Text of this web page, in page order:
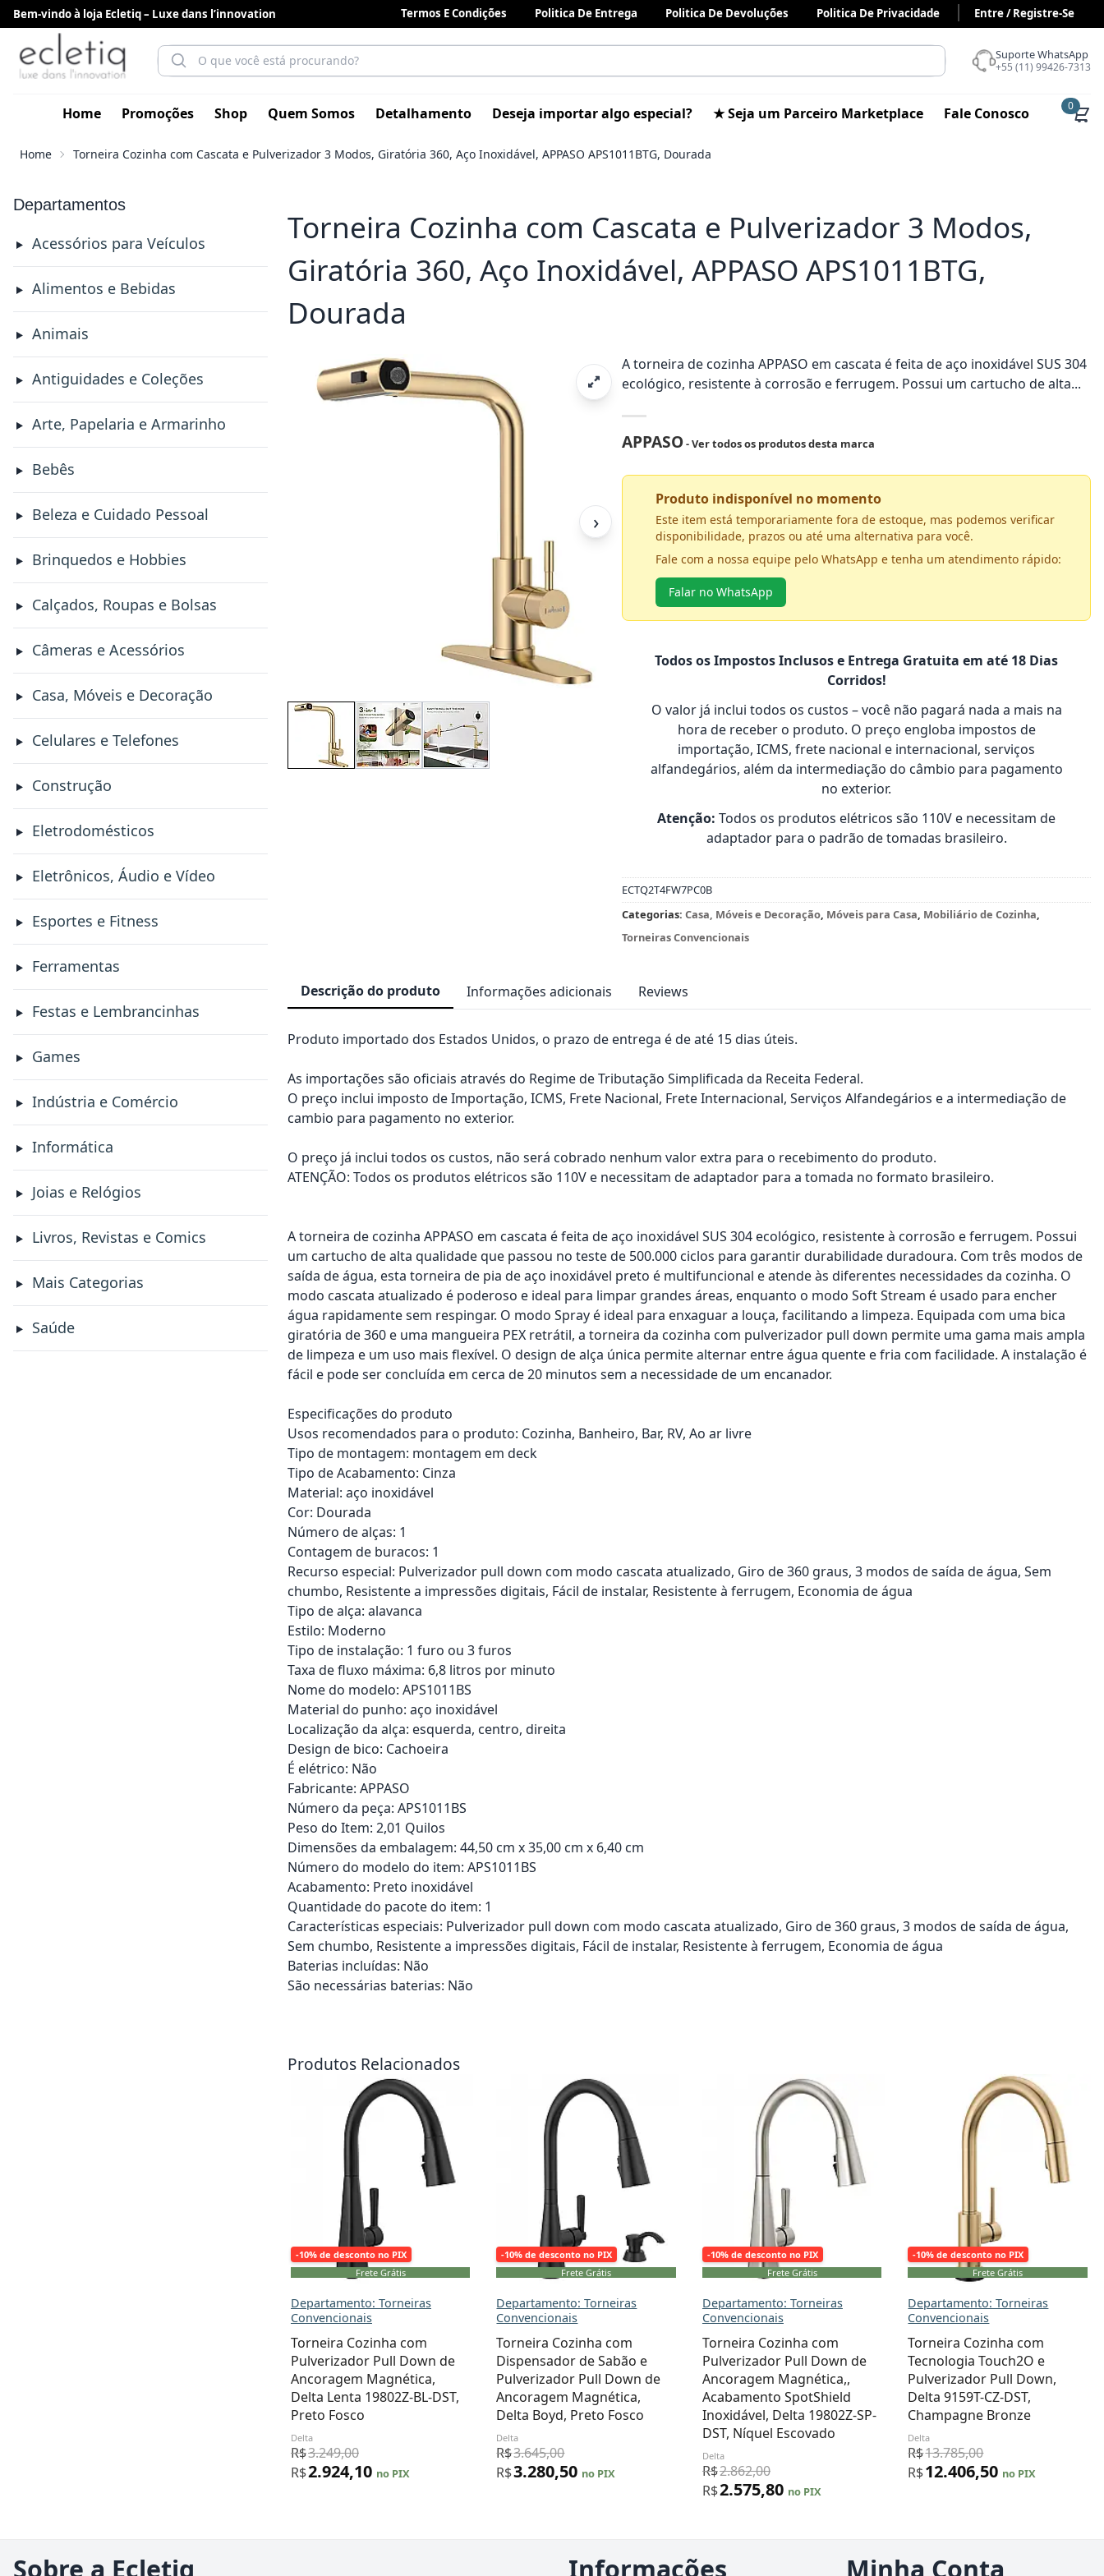
Bem-vindo à loja Ecletiq – Luxe dans l’innovation Termos E Condições Politica De Entrega Politica De Devoluções Politica De Privacidade Entre / Registre-Se
Suporte WhatsApp
+55 (11) 99426-7313
Home Promoções Shop Quem Somos Detalhamento Deseja importar algo especial? ★ Seja um Parceiro Marketplace Fale Conosco 0
Home Torneira Cozinha com Cascata e Pulverizador 3 Modos, Giratória 360, Aço Inoxidável, APPASO APS1011BTG, Dourada
Departamentos
Acessórios para Veículos
Alimentos e Bebidas
Animais
Antiguidades e Coleções
Arte, Papelaria e Armarinho
Bebês
Beleza e Cuidado Pessoal
Brinquedos e Hobbies
Calçados, Roupas e Bolsas
Câmeras e Acessórios
Casa, Móveis e Decoração
Celulares e Telefones
Construção
Eletrodomésticos
Eletrônicos, Áudio e Vídeo
Esportes e Fitness
Ferramentas
Festas e Lembrancinhas
Games
Indústria e Comércio
Informática
Joias e Relógios
Livros, Revistas e Comics
Mais Categorias
Saúde
Torneira Cozinha com Cascata e Pulverizador 3 Modos,
Giratória 360, Aço Inoxidável, APPASO APS1011BTG,
Dourada
›
A torneira de cozinha APPASO em cascata é feita de aço inoxidável SUS 304
ecológico, resistente à corrosão e ferrugem. Possui um cartucho de alta...
APPASO - Ver todos os produtos desta marca
Produto indisponível no momento
Este item está temporariamente fora de estoque, mas podemos verificar
disponibilidade, prazos ou até uma alternativa para você.
Fale com a nossa equipe pelo WhatsApp e tenha um atendimento rápido:
Falar no WhatsApp
Todos os Impostos Inclusos e Entrega Gratuita em até 18 Dias
Corridos!
O valor já inclui todos os custos – você não pagará nada a mais na
hora de receber o produto. O preço engloba impostos de
importação, ICMS, frete nacional e internacional, serviços
alfandegários, além da intermediação do câmbio para pagamento
no exterior.
Atenção: Todos os produtos elétricos são 110V e necessitam de
adaptador para o padrão de tomadas brasileiro.
ECTQ2T4FW7PC0B
Categorias:Casa, Móveis e Decoração, Móveis para Casa, Mobiliário de Cozinha,
Torneiras Convencionais
Descrição do produto Informações adicionais Reviews
Produto importado dos Estados Unidos, o prazo de entrega é de até 15 dias úteis.
As importações são oficiais através do Regime de Tributação Simplificada da Receita Federal.
O preço inclui imposto de Importação, ICMS, Frete Nacional, Frete Internacional, Serviços Alfandegários e a intermediação de
cambio para pagamento no exterior.
O preço já inclui todos os custos, não será cobrado nenhum valor extra para o recebimento do produto.
ATENÇÃO: Todos os produtos elétricos são 110V e necessitam de adaptador para a tomada no formato brasileiro.
A torneira de cozinha APPASO em cascata é feita de aço inoxidável SUS 304 ecológico, resistente à corrosão e ferrugem. Possui
um cartucho de alta qualidade que passou no teste de 500.000 ciclos para garantir durabilidade duradoura. Com três modos de
saída de água, esta torneira de pia de aço inoxidável preto é multifuncional e atende às diferentes necessidades da cozinha. O
modo cascata atualizado é poderoso e ideal para limpar grandes áreas, enquanto o modo Soft Stream é usado para encher
água rapidamente sem respingar. O modo Spray é ideal para enxaguar a louça, facilitando a limpeza. Equipada com uma bica
giratória de 360 e uma mangueira PEX retrátil, a torneira da cozinha com pulverizador pull down permite uma gama mais ampla
de limpeza e um uso mais flexível. O design de alça única permite alternar entre água quente e fria com facilidade. A instalação é
fácil e pode ser concluída em cerca de 20 minutos sem a necessidade de um encanador.
Especificações do produto
Usos recomendados para o produto: Cozinha, Banheiro, Bar, RV, Ao ar livre
Tipo de montagem: montagem em deck
Tipo de Acabamento: Cinza
Material: aço inoxidável
Cor: Dourada
Número de alças: 1
Contagem de buracos: 1
Recurso especial: Pulverizador pull down com modo cascata atualizado, Giro de 360 graus, 3 modos de saída de água, Sem
chumbo, Resistente a impressões digitais, Fácil de instalar, Resistente à ferrugem, Economia de água
Tipo de alça: alavanca
Estilo: Moderno
Tipo de instalação: 1 furo ou 3 furos
Taxa de fluxo máxima: 6,8 litros por minuto
Nome do modelo: APS1011BS
Material do punho: aço inoxidável
Localização da alça: esquerda, centro, direita
Design de bico: Cachoeira
É elétrico: Não
Fabricante: APPASO
Número da peça: APS1011BS
Peso do Item: 2,01 Quilos
Dimensões da embalagem: 44,50 cm x 35,00 cm x 6,40 cm
Número do modelo do item: APS1011BS
Acabamento: Preto inoxidável
Quantidade do pacote do item: 1
Características especiais: Pulverizador pull down com modo cascata atualizado, Giro de 360 graus, 3 modos de saída de água,
Sem chumbo, Resistente a impressões digitais, Fácil de instalar, Resistente à ferrugem, Economia de água
Baterias incluídas: Não
São necessárias baterias: Não
Produtos Relacionados
-10% de desconto no PIX
Frete Grátis
Departamento: Torneiras
Convencionais
Torneira Cozinha com
Pulverizador Pull Down de
Ancoragem Magnética,
Delta Lenta 19802Z-BL-DST,
Preto Fosco
Adicionar ao carrinho
Delta
R$3.249,00
R$2.924,10 no PIX
-10% de desconto no PIX
Frete Grátis
Departamento: Torneiras
Convencionais
Torneira Cozinha com
Dispensador de Sabão e
Pulverizador Pull Down de
Ancoragem Magnética,
Delta Boyd, Preto Fosco
Delta
R$3.645,00
R$3.280,50 no PIX
-10% de desconto no PIX
Frete Grátis
Departamento: Torneiras
Convencionais
Torneira Cozinha com
Pulverizador Pull Down de
Ancoragem Magnética,,
Acabamento SpotShield
Inoxidável, Delta 19802Z-SP-
DST, Níquel Escovado
Delta
R$2.862,00
R$2.575,80 no PIX
-10% de desconto no PIX
Frete Grátis
Departamento: Torneiras
Convencionais
Torneira Cozinha com
Tecnologia Touch2O e
Pulverizador Pull Down,
Delta 9159T-CZ-DST,
Champagne Bronze
Delta
R$13.785,00
R$12.406,50 no PIX
Sobre a Ecletiq Informações Minha Conta